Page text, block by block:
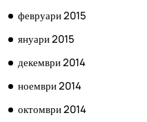
февруари 2015
януари 2015
декември 2014
ноември 2014
октомври 2014